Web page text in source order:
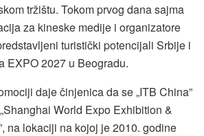
tržištu. Tokom prvog dana sajma
za kineske medije i organizatore
turistički potencijali Srbije i
EXPO 2027 u Beogradu.
daje činjenica da se „ITB China”
World Expo Exhibition &
na lokaciji na kojoj je 2010. godine